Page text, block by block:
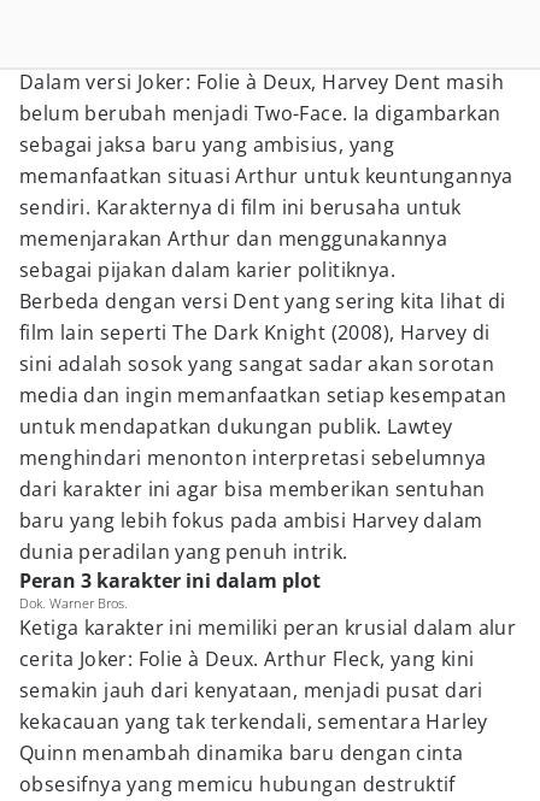
Dalam versi Joker: Folie à Deux, Harvey Dent masih
belum berubah menjadi Two-Face. Ia digambarkan
sebagai jaksa baru yang ambisius, yang
memanfaatkan situasi Arthur untuk keuntungannya
sendiri. Karakternya di film ini berusaha untuk
memenjarakan Arthur dan menggunakannya
sebagai pijakan dalam karier politiknya.
Berbeda dengan versi Dent yang sering kita lihat di
film lain seperti The Dark Knight (2008), Harvey di
sini adalah sosok yang sangat sadar akan sorotan
media dan ingin memanfaatkan setiap kesempatan
untuk mendapatkan dukungan publik. Lawtey
menghindari menonton interpretasi sebelumnya
dari karakter ini agar bisa memberikan sentuhan
baru yang lebih fokus pada ambisi Harvey dalam
dunia peradilan yang penuh intrik.
Peran 3 karakter ini dalam plot
Dok. Warner Bros.
Ketiga karakter ini memiliki peran krusial dalam alur
cerita Joker: Folie à Deux. Arthur Fleck, yang kini
semakin jauh dari kenyataan, menjadi pusat dari
kekacauan yang tak terkendali, sementara Harley
Quinn menambah dinamika baru dengan cinta
obsesifnya yang memicu hubungan destruktif